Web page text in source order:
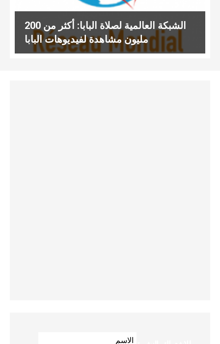
الشبكة العالمية لصلاة البابا: أكثر من 200
مليون مشاهدة لفيديوهات البابا